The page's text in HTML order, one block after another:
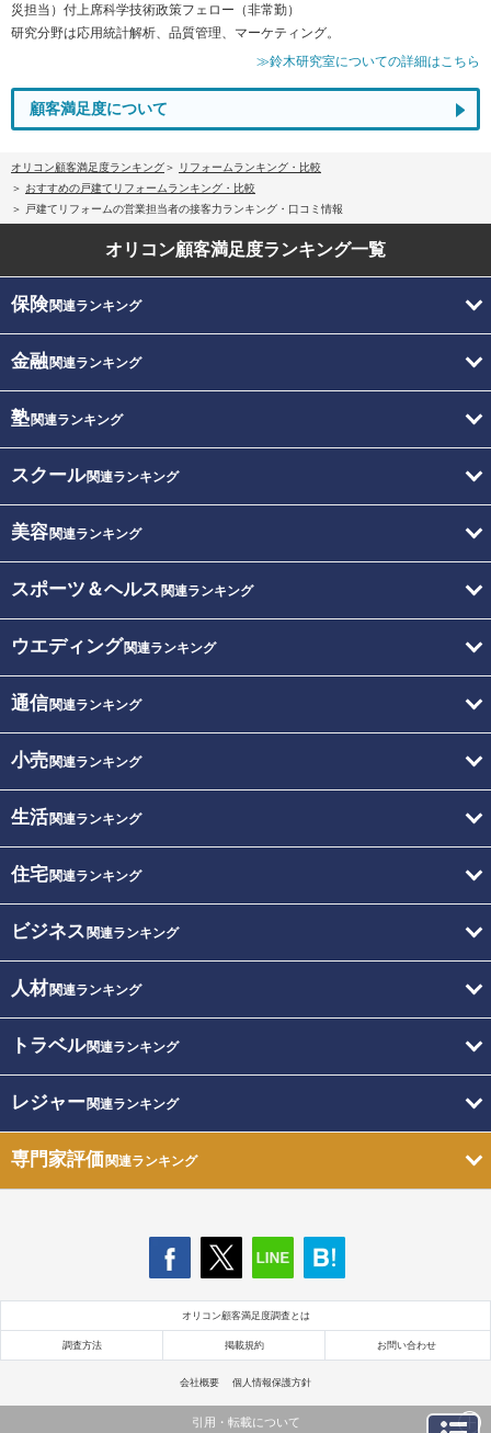
災担当）付上席科学技術政策フェロー（非常勤）
研究分野は応用統計解析、品質管理、マーケティング。
≫鈴木研究室についての詳細はこちら
顧客満足度について
オリコン顧客満足度ランキング
リフォームランキング・比較
おすすめの戸建てリフォームランキング・比較
戸建てリフォームの営業担当者の接客力ランキング・口コミ情報
オリコン顧客満足度ランキング一覧
保険関連ランキング
金融関連ランキング
塾関連ランキング
スクール関連ランキング
美容関連ランキング
スポーツ＆ヘルス 関連ランキング
ウエディング関連ランキング
通信関連ランキング
小売関連ランキング
生活関連ランキング
住宅関連ランキング
ビジネス 関連ランキング
人材関連ランキング
トラベル関連ランキング
レジャー関連ランキング
専門家評価関連ランキング
オリコン顧客満足度調査とは
調査方法 掲載規約 お問い合わせ
会社概要 個人情報保護方針
引用・転載について